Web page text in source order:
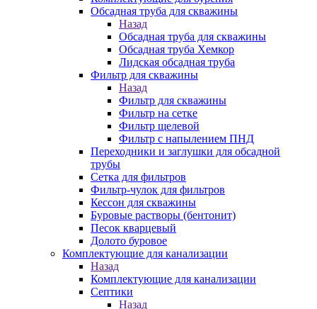
Обсадная труба для скважины
Назад
Обсадная труба для скважины
Обсадная труба Хемкор
Лидская обсадная труба
Фильтр для скважины
Назад
Фильтр для скважины
Фильтр на сетке
Фильтр щелевой
Фильтр с напылением ПНД
Переходники и заглушки для обсадной
трубы
Сетка для фильтров
Фильтр-чулок для фильтров
Кессон для скважины
Буровые растворы (бентонит)
Песок кварцевый
Долото буровое
Комплектующие для канализации
Назад
Комплектующие для канализации
Септики
Назад